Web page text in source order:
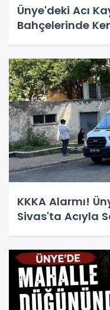
Ünye'deki Acı
Bahçelerinde
KKKA Alarmı!
Sivas'ta Acıyla